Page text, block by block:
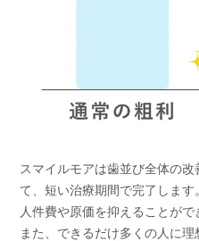
スマイルモアは歯並び全体の
て、短い治療期間で完了しま
人件費や原価を抑えることがで
また、できるだけ多くの人に理